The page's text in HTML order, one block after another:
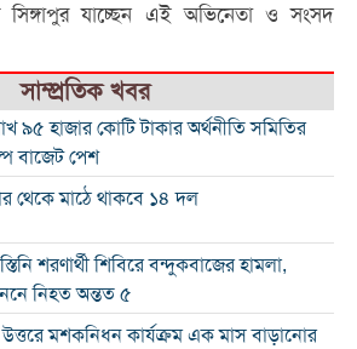
সিঙ্গাপুর যা‌চ্ছেন এই অভিনেতা ও সংসদ
সাম্প্রতিক খবর
৯৫ হাজার কোটি টাকার অর্থনীতি সমিতির
বাজেট পেশ
থেকে মাঠে থাকবে ১৪ দল
শরণার্থী শিবিরে বন্দুকবাজের হামলা,
নিহত অন্তত ৫
উত্তরে মশকনিধন কার্যক্রম এক মাস বাড়ানোর